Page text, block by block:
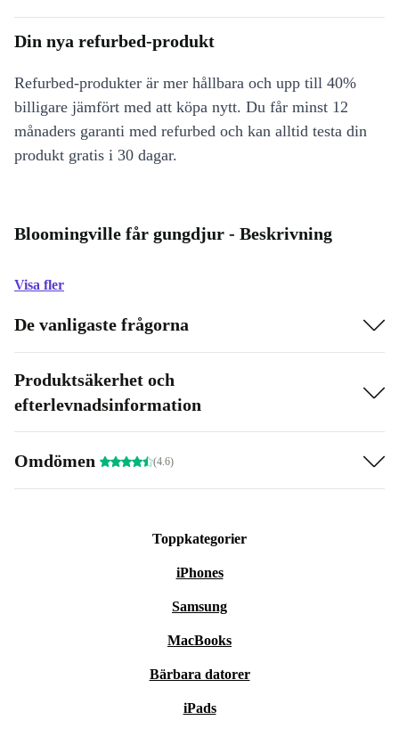
Din nya refurbed-produkt
Refurbed-produkter är mer hållbara och upp till 40%
billigare jämfört med att köpa nytt. Du får minst 12
månaders garanti med refurbed och kan alltid testa din
produkt gratis i 30 dagar.
Bloomingville får gungdjur - Beskrivning
Visa fler
De vanligaste frågorna
Produktsäkerhet och
efterlevnadsinformation
Omdömen (4.6)
Toppkategorier
iPhones
Samsung
MacBooks
Bärbara datorer
iPads